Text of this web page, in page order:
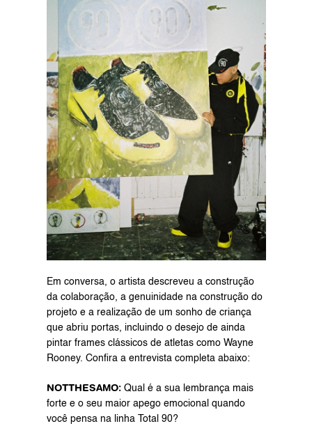
Em conversa, o artista descreveu a construção
da colaboração, a genuinidade na construção do
projeto e a realização de um sonho de criança
que abriu portas, incluindo o desejo de ainda
pintar frames clássicos de atletas como Wayne
Rooney. Confira a entrevista completa abaixo:
NOTTHESAMO: Qual é a sua lembrança mais
forte e o seu maior apego emocional quando
você pensa na linha Total 90?